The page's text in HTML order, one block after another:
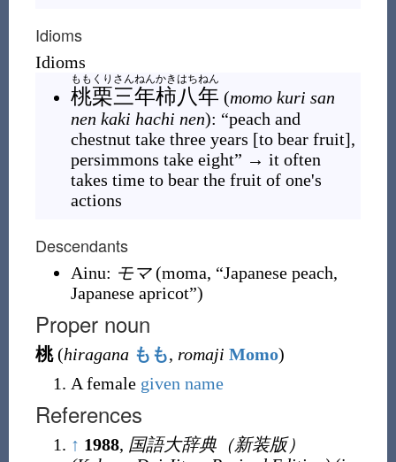
Idioms
Idioms
桃栗三年柿八年
ももくりさんねんかきはちねん
(momo kuri san
nen kaki hachi nen): “peach and
chestnut take three years [to bear fruit],
persimmons take eight” → it often
takes time to bear the fruit of one's
actions
Descendants
Ainu: モマ (moma, “Japanese peach,
Japanese apricot”)
Proper noun
桃 (hiragana もも, romaji Momo)
A female given name
References
↑ 1988, 国語大辞典（新装版）